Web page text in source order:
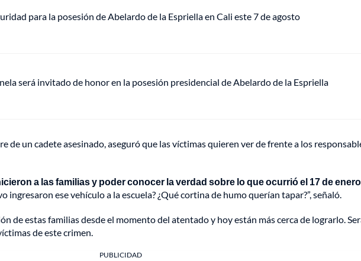
para la posesión de Abelardo de la Espriella en Cali este 7 de agosto
será invitado de honor en la posesión presidencial de Abelardo de la Espriella
de un cadete asesinado, aseguró que las víctimas quieren ver de frente a los
a las familias y poder conocer la verdad sobre lo que ocurrió el 17 de
ingresaron ese vehículo a la escuela? ¿Qué cortina de humo querían tapar?”, señaló.
de estas familias desde el momento del atentado y hoy están más cerca de lograrlo.
de este crimen.
PUBLICIDAD